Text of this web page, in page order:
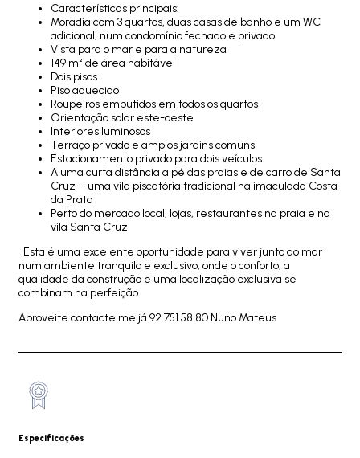
Características principais:
Moradia com 3 quartos, duas casas de banho e um WC
adicional, num condomínio fechado e privado
Vista para o mar e para a natureza
149 m² de área habitável
Dois pisos
Piso aquecido
Roupeiros embutidos em todos os quartos
Orientação solar este-oeste
Interiores luminosos
Terraço privado e amplos jardins comuns
Estacionamento privado para dois veículos
A uma curta distância a pé das praias e de carro de Santa
Cruz – uma vila piscatória tradicional na imaculada Costa
da Prata
Perto do mercado local, lojas, restaurantes na praia e na
vila Santa Cruz
Esta é uma excelente oportunidade para viver junto ao mar
num ambiente tranquilo e exclusivo, onde o conforto, a
qualidade da construção e uma localização exclusiva se
combinam na perfeição
Aproveite contacte me já 92 751 58 80 Nuno Mateus
Especificações